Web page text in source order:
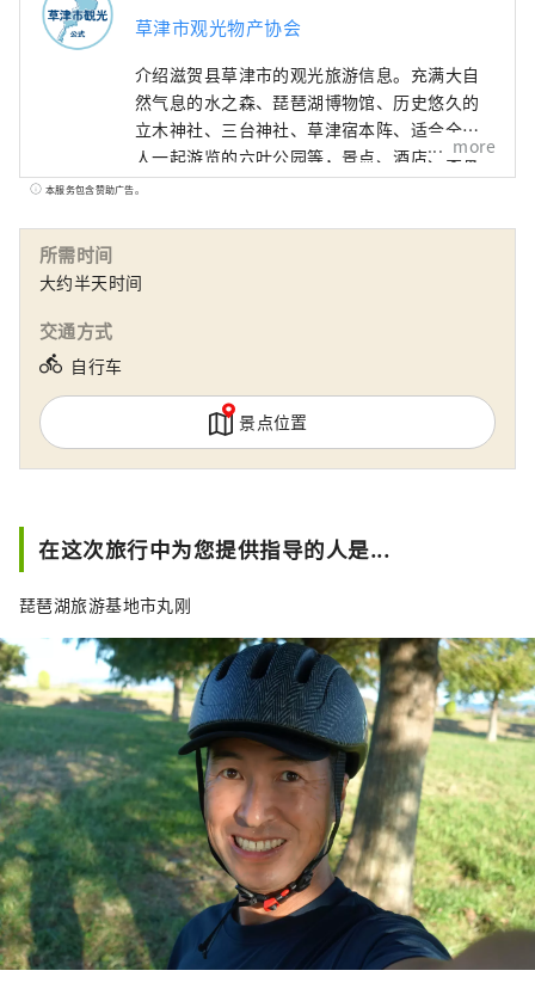
草津市观光物产协会
介绍滋贺县草津市的观光旅游信息。充满大自
然气息的水之森、琵琶湖博物馆、历史悠久的
立木神社、三台神社、草津宿本阵、适合全家
人一起游览的六叶公园等，景点、酒店、美食
等信息丰富。可以享受。
more
本服务包含赞助广告。
所需时间
大约半天时间
交通方式
directions_bike 自行车
景点位置
在这次旅行中为您提供指导的人是...
琵琶湖旅游基地市丸刚